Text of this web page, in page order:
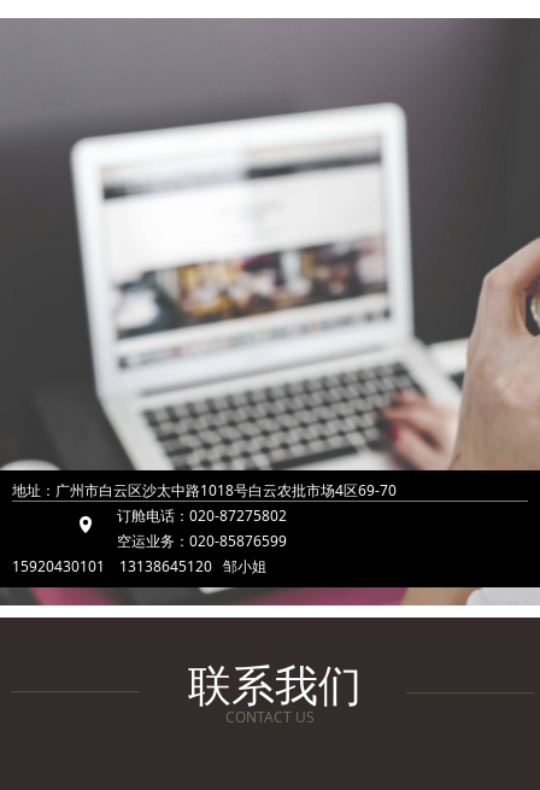
넹
地址：广州市白云区沙太中路1018号白云农批市场4区69-70
订舱电话：020-87275802
空运业务：020-85876599
15920430101 13138645120 邹小姐
联系我们
CONTACT US